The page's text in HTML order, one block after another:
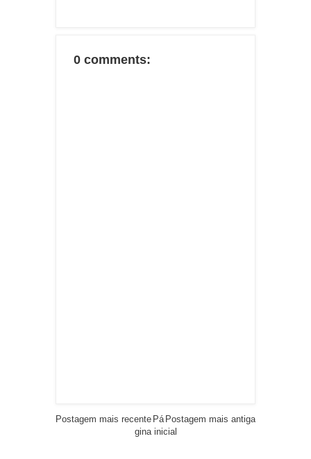
0 comments:
Postagem mais recente Postagem mais antiga
Pá
gina inicial